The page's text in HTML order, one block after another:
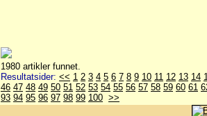
1980 artikler funnet.
Resultatsider: << 1 2 3 4 5 6 7 8 9 10 11 12 13 14
46 47 48 49 50 51 52 53 54 55 56 57 58 59 60 61
93 94 95 96 97 98 99 100 >>